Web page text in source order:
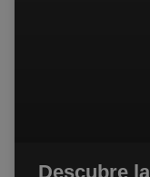
Descubre